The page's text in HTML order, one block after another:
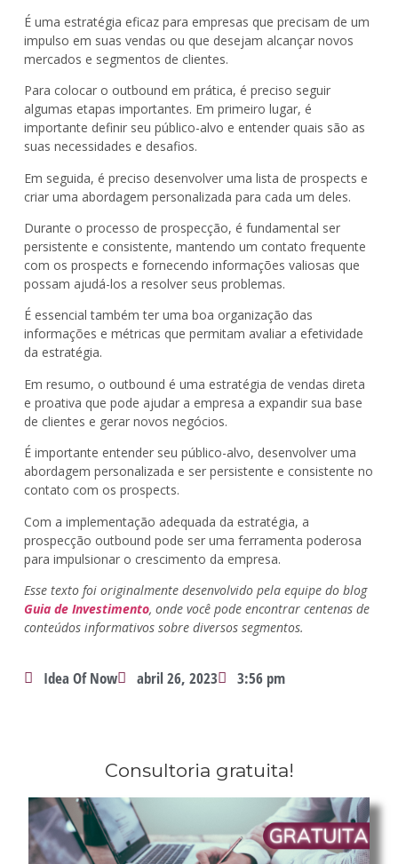
É uma estratégia eficaz para empresas que precisam de um
impulso em suas vendas ou que desejam alcançar novos
mercados e segmentos de clientes.
Para colocar o outbound em prática, é preciso seguir
algumas etapas importantes. Em primeiro lugar, é
importante definir seu público-alvo e entender quais são as
suas necessidades e desafios.
Em seguida, é preciso desenvolver uma lista de prospects e
criar uma abordagem personalizada para cada um deles.
Durante o processo de prospecção, é fundamental ser
persistente e consistente, mantendo um contato frequente
com os prospects e fornecendo informações valiosas que
possam ajudá-los a resolver seus problemas.
É essencial também ter uma boa organização das
informações e métricas que permitam avaliar a efetividade
da estratégia.
Em resumo, o outbound é uma estratégia de vendas direta
e proativa que pode ajudar a empresa a expandir sua base
de clientes e gerar novos negócios.
É importante entender seu público-alvo, desenvolver uma
abordagem personalizada e ser persistente e consistente no
contato com os prospects.
Com a implementação adequada da estratégia, a
prospecção outbound pode ser uma ferramenta poderosa
para impulsionar o crescimento da empresa.
Esse texto foi originalmente desenvolvido pela equipe do blog
Guia de Investimento, onde você pode encontrar centenas de
conteúdos informativos sobre diversos segmentos.
Idea Of Now abril 26, 2023 3:56 pm
Consultoria gratuita!